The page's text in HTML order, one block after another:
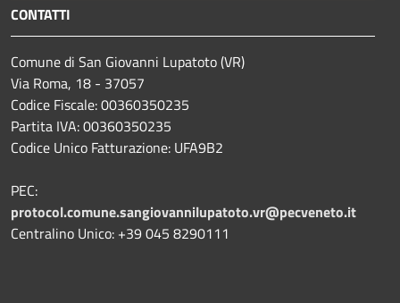
CONTATTI
Comune di San Giovanni Lupatoto (VR)
Via Roma, 18 - 37057
Codice Fiscale: 00360350235
Partita IVA: 00360350235
Codice Unico Fatturazione: UFA9B2
PEC:
protocol.comune.sangiovannilupatoto.vr@pecveneto.it
Centralino Unico: +39 045 8290111